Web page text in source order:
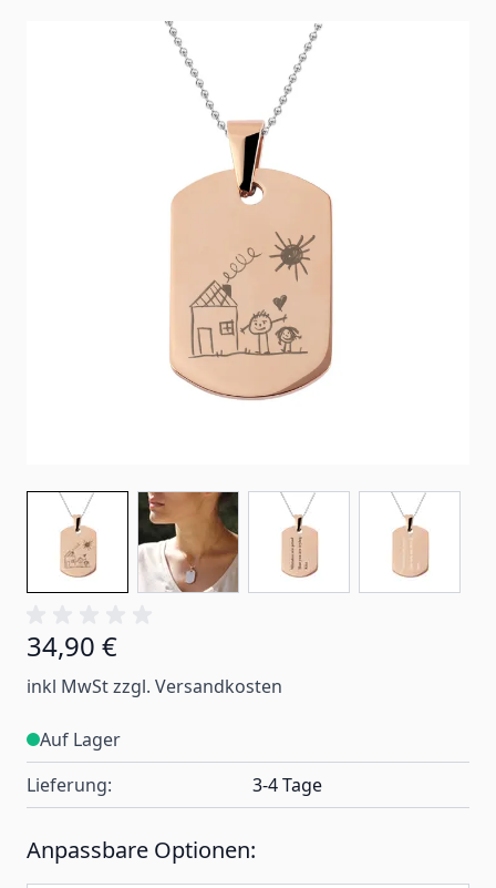
34,90 €
inkl MwSt zzgl. Versandkosten
Auf Lager
Lieferung:
3-4 Tage
Anpassbare Optionen: